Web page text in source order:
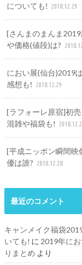
についても!
2018.12.29
[さんまのまんま
や価格(値段)は?
におい展(仙台)2019
感想も!
2018.12.29
[ラフォーレ原宿]初
混雑や福袋も!
[平成ニッポン瞬間映
優は誰? 2018.12.28
最近のコメント
キャンメイク福袋
いても! に 2019年に
りまとめ より